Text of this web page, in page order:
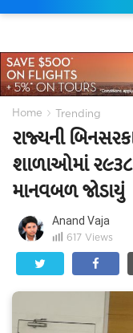
Home › Trending
રાજ્યની
શાળાઓમાં
માનવબળ જોડાયું
Anand Vaja
617 Views